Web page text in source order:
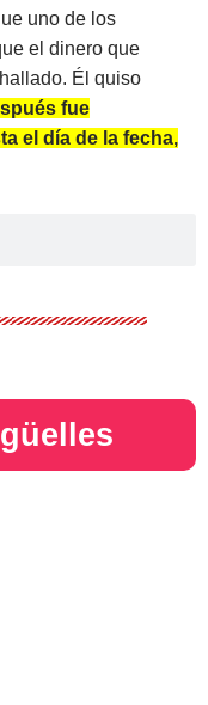
uno de los
el dinero que
Él quiso
fue
el día de la fecha,